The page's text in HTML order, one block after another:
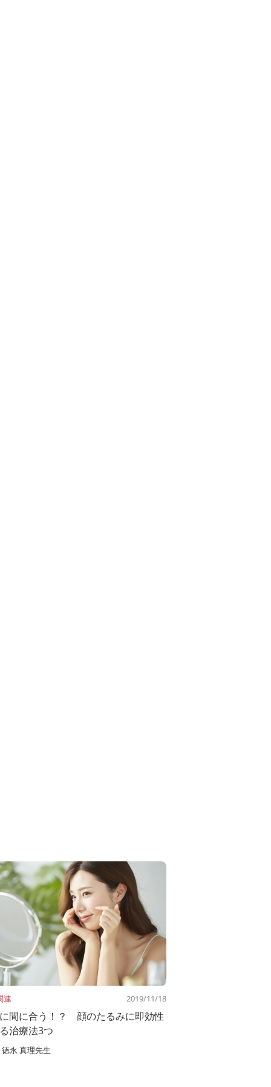
連 2019/11/18
間に合う！？ 顔のたるみに即効性
治療法3つ
徳永 真理先生